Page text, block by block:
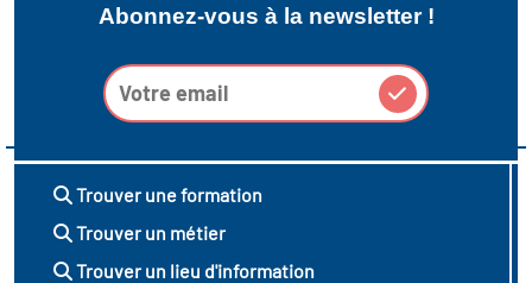
Abonnez-vous à la newsletter !
Trouver une formation
Trouver un métier
Trouver un lieu d'information